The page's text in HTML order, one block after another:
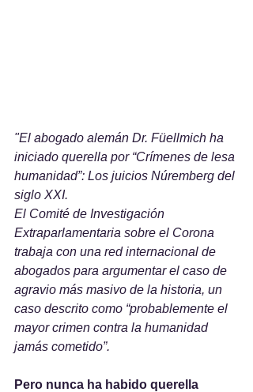
"El abogado alemán Dr. Füellmich ha
iniciado querella por “Crímenes de lesa
humanidad”: Los juicios Núremberg del
siglo XXI.
El Comité de Investigación
Extraparlamentaria sobre el Corona
trabaja con una red internacional de
abogados para argumentar el caso de
agravio más masivo de la historia, un
caso descrito como “probablemente el
mayor crimen contra la humanidad
jamás cometido”.
Pero nunca ha habido querella